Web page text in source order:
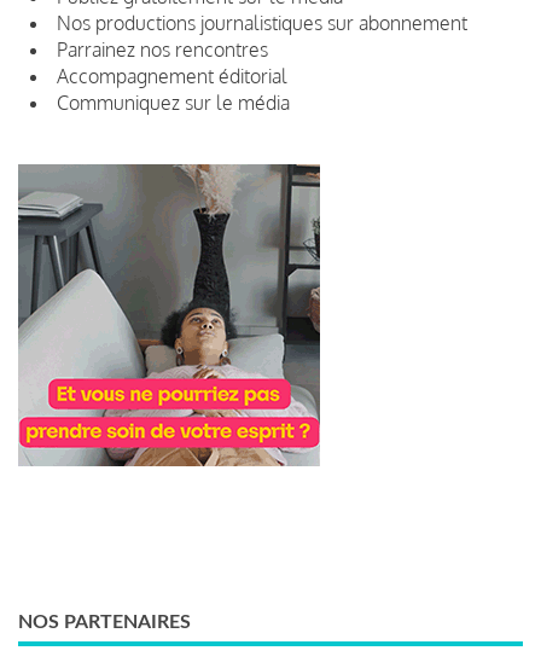
Nos productions journalistiques sur abonnement
Parrainez nos rencontres
Accompagnement éditorial
Communiquez sur le média
NOS PARTENAIRES